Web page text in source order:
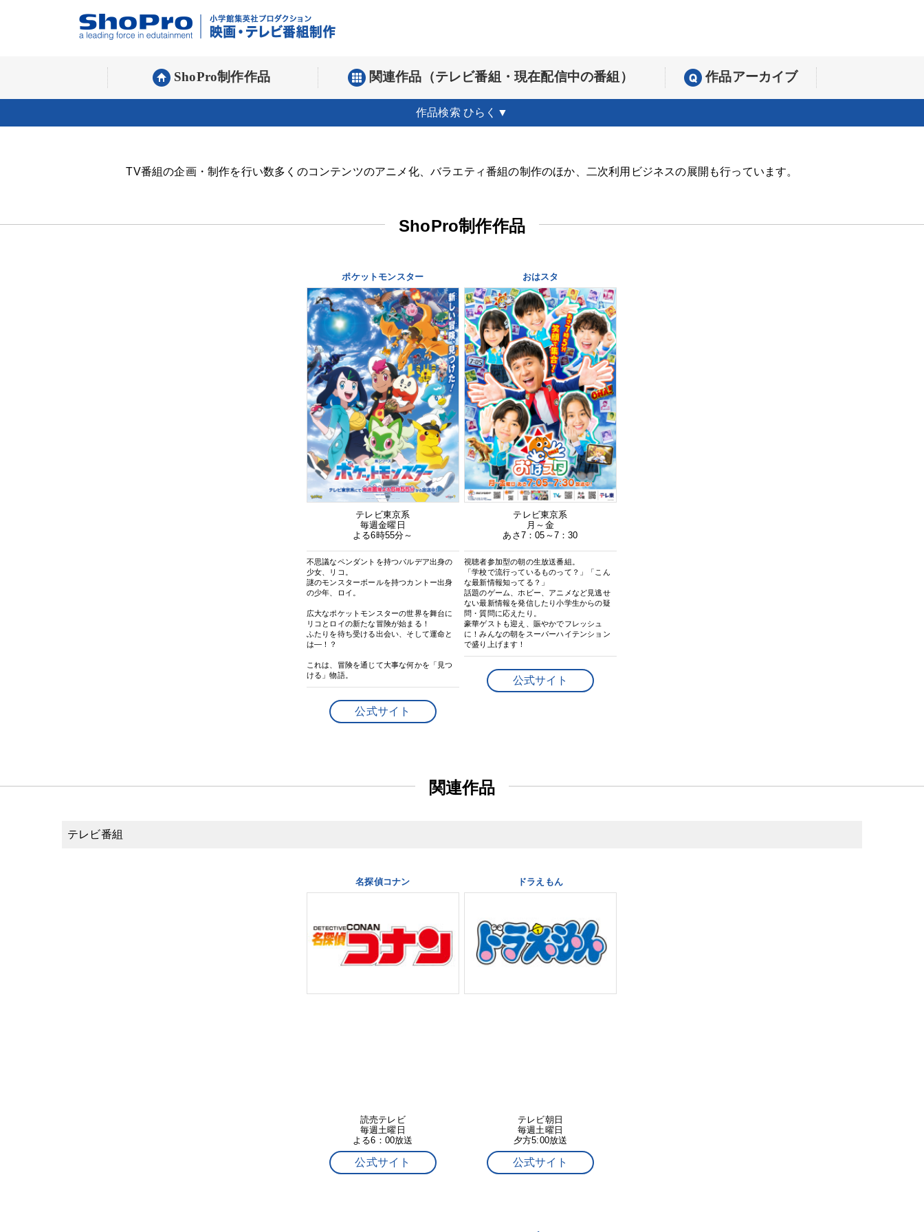
ShoPro制作作品 関連作品（テレビ番組・現在配信中の番組） 作品アーカイブ
作品検索ひらく▼
TV番組の企画・制作を行い数多くのコンテンツのアニメ化、バラエティ番組の制作のほか、二次利用ビジネスの展開も行っています。
ShoPro制作作品
ポケットモンスター
テレビ東京系
毎週金曜日
よる6時55分～
不思議なペンダントを持つパルデア出身の
少女、リコ。
謎のモンスターボールを持つカントー出身
の少年、ロイ。
広大なポケットモンスターの世界を舞台に
リコとロイの新たな冒険が始まる！
ふたりを待ち受ける出会い、そして運命と
は―！？
これは、冒険を通じて大事な何かを「見つ
ける」物語。
公式サイト
おはスタ
テレビ東京系
月～金
あさ7：05～7：30
視聴者参加型の朝の生放送番組。
「学校で流行っているものって？」「こん
な最新情報知ってる？」
話題のゲーム、ホビー、アニメなど見逃せ
ない最新情報を発信したり小学生からの疑
問・質問に応えたり。
豪華ゲストも迎え、賑やかでフレッシュ
に！みんなの朝をスーパーハイテンション
で盛り上げます！
公式サイト
関連作品
テレビ番組
名探偵コナン
読売テレビ
毎週土曜日
よる6：00放送
公式サイト
ドラえもん
テレビ朝日
毎週土曜日
夕方5:00放送
公式サイト